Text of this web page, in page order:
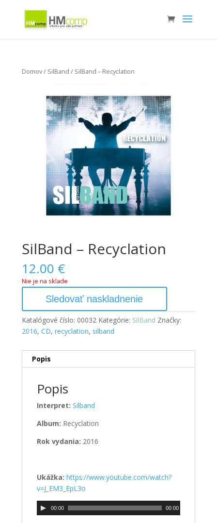
Domov/ SilBand / SilBand – Recyclation
SilBand – Recyclation
12.00 €
Nie je na sklade
Sledovať naskladnenie
Katalógové číslo: 00032 Kategórie: SilBand Značky:
2016, CD, recyclation, silband
Popis
Popis
Interpret: Silband
Album: Recyclation
Rok vydania: 2016
Ukážka: https://www.youtube.com/watch?
v=J_EM3_EpL3o
00:00 00:00